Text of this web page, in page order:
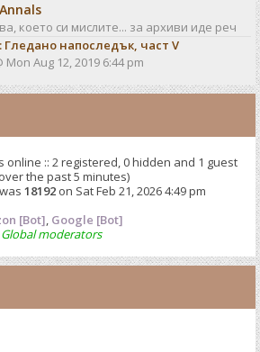
t
p
o
s
t
w
t
h
e
e
t
p
s
t
което си мислите... за архиви иде реч
Гледано напоследък, част V
Mon Aug 12, 2019 6:44 pm
online :: 2 registered, 0 hidden and 1 guest
the past 5 minutes)
18192 on Sat Feb 21, 2026 4:49 pm
[Bot], Google [Bot]
Global moderators